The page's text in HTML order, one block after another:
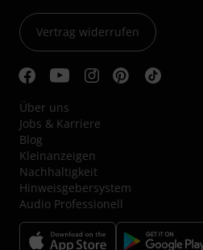
Vertrag widerrufen
Über uns
Jobs & Karriere
Blog
Kleinanzeigen
Nachhaltigkeit
Hinweisgebersystem
Audio Professionell